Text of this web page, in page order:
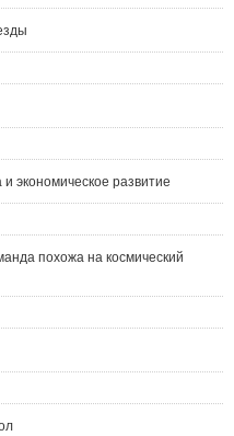
экономическое развитие
похожа на космический